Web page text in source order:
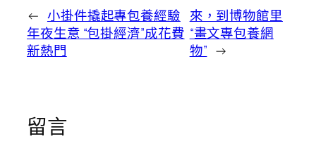
← 小掛件撬起專包養經驗
年夜生意 “包掛經濟”成花費
新熱門
來，到博物館里
“畫文專包養網
物” →
留言